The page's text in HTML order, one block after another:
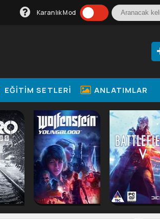
Karanlık Mod
EĞITIM SETLERI ANLATIMLAR